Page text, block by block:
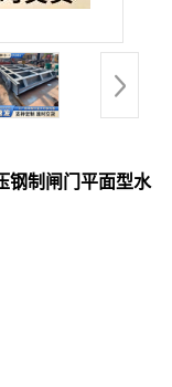
钢制闸门平面型水